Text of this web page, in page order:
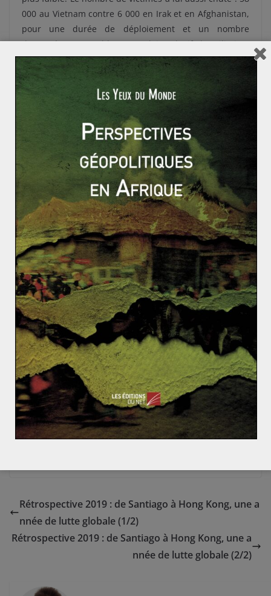
000 au Vietnam contre 6 000 en Irak et en Afghanistan,
pour une durée de déploiement et un nombre
d’engagés comparables. L’emploi exclusif de militaires
de métier (et non de conscrits comme au Vietnam),
l’absence de répercussion sur le sol américain et un
meilleur suivi des vétérans ont rendu ces guerres
« invisibles » pour l’immense majorité des Américains. Il
en va tout autrement pour les 500 000 victimes directes
et indirectes du conflit irakien et les milliers de réfugiés
Un bilan contrasté
Les résultats des opérations américaines en Irak et en
Afghanistan est mitigé. La « pacification » de l’Irak est
aujourd’hui loin d’être achevée.En Afghanistan les
talibansont regagné du terrain,face à un Etat central
particulièrement fragile. Davantage que le coût, c’est
souvent l’impact d’une opération extérieure sur
l’opinion publique qui entraîne son arrêt. Or entre 40 et
50% des Américains soutiennent encore l’engagement
actuel – certes très réduit – en Irak et en Afghanistan.
L’emploi de drones et de forces spéciales couplés à la
formation des troupes locales a permis de déléguer les
opérations militaires, sans pour autant se désengager
totalement.
Comme le souligne l’hebdomadaire The Economist :
«Les guerre d’Irak et d’Afghanistan n’ont rien coûté à la
plupart des Américains ».Si ce n’est de la dette et une
Rétrospective 2019 : de Santiago à Hong Kong, une a
nnée de lutte globale (1/2)
Rétrospective 2019 : de Santiago à Hong Kong, une a
nnée de lutte globale (2/2)